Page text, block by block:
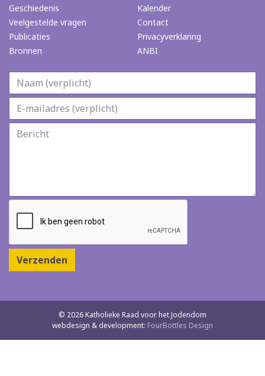
Geschiedenis
Veelgestelde vragen
Publicaties
Bronnen
Kalender
Contact
Privacyverklaring
ANBI
Verzenden
© 2026 Katholieke Raad voor het Jodendom
webdesign & development: FourBottles Design